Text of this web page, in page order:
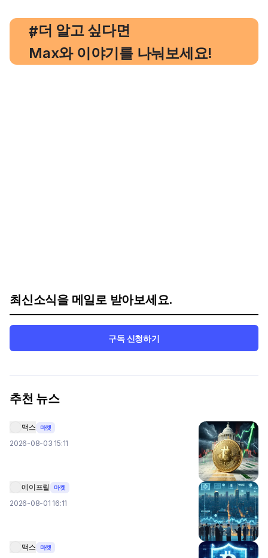
#
, 더 알고 싶다면
Max와 이야기를 나눠보세요!
최신소식을 메일로 받아보세요.
구독 신청하기
추천 뉴스
맥스 마켓
2026-08-03 15:11
에이프릴 마켓
2026-08-01 16:11
맥스 마켓